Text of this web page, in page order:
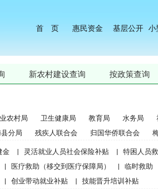
首 页 惠民资金 基层公开 小
新农村建设查询 按政策查询
农村局 卫生健康局 教育局 水务局
分局 残疾人联合会 归国华侨联合会
金 | 灵活就业人员社会保险补贴 | 特困人员
| 医疗救助（移交到医疗保障局） | 临时救助
| 创业带动就业补贴 | 技能晋升培训补贴